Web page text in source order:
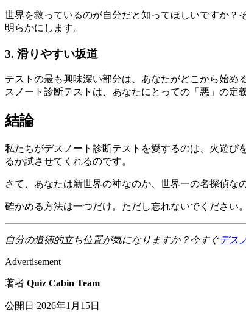
世界を救っているのが自分だと知ってほしいですか？
明らかにします。
3. 滑りやすい坂道
テストの最も興味深い部分は、あなたがどこから始
スノート診断テストは、あなたにとっての「悪」の定
結論
私たちがデスノート診断テストを愛するのは、火遊び
るか試させてくれるのです。
さて、あなたは新世界の神なのか、世界一の名探偵な
確かめる方法は一つだけ。ただし忘れないでくださ
自分の道徳的立ち位置が気になりますか？今すぐデス
Advertisement
著者 Quiz Cabin Team
公開日 2026年1月15日